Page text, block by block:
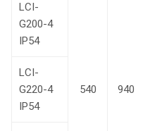
LCI-
G200-4
IP54
540 940
LCI-
G220-4
IP54